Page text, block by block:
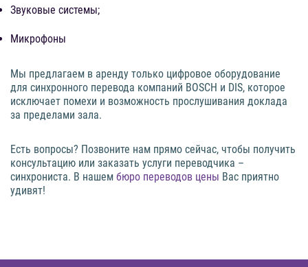
Звуковые системы;
Микрофоны
Мы предлагаем в аренду только цифровое оборудование
для синхронного перевода компаний BOSCH и DIS, которое
исключает помехи и возможность прослушивания доклада
за пределами зала.
Есть вопросы? Позвоните нам прямо сейчас, чтобы получить
консультацию или заказать услуги переводчика –
синхрониста. В нашем бюро переводов цены Вас приятно
удивят!